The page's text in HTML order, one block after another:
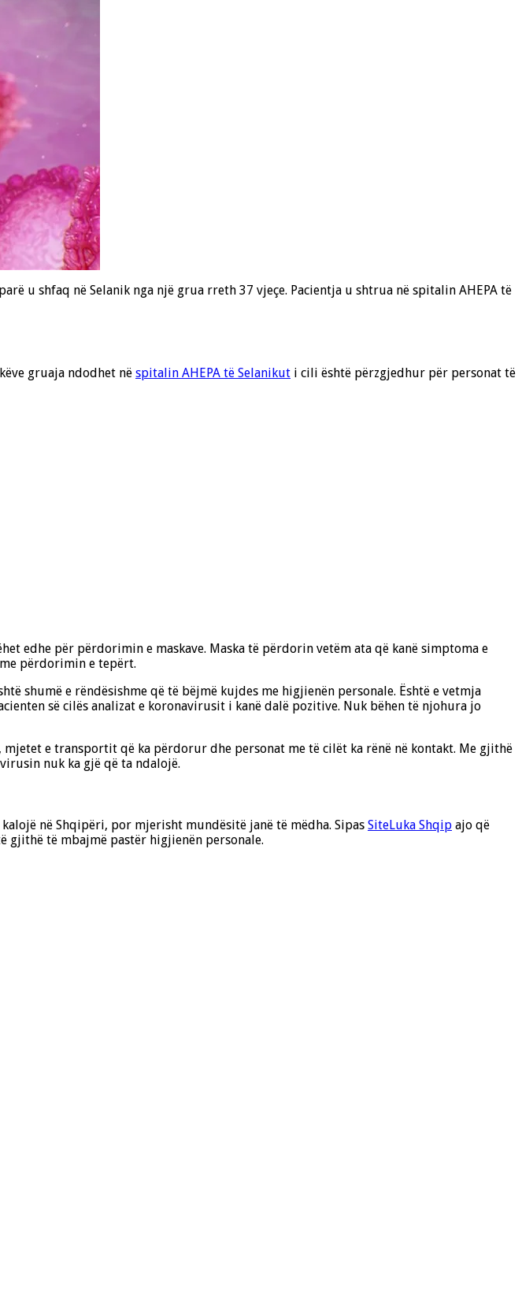
u shfaq në Selanik nga një grua rreth 37 vjeçe. Pacientja u shtrua në spitalin AHEPA të
gruaja ndodhet në spitalin AHEPA të Selanikut i cili është përzgjedhur për personat të
edhe për përdorimin e maskave. Maska të përdorin vetëm ata që kanë simptoma e
përdorimin e tepërt.
shumë e rëndësishme që të bëjmë kujdes me higjienën personale. Është e vetmja
së cilës analizat e koronavirusit i kanë dalë pozitive. Nuk bëhen të njohura jo
e transportit që ka përdorur dhe personat me të cilët ka rënë në kontakt. Me gjithë
nuk ka gjë që ta ndalojë.
në Shqipëri, por mjerisht mundësitë janë të mëdha. Sipas SiteLuka Shqip ajo që
gjithë të mbajmë pastër higjienën personale.